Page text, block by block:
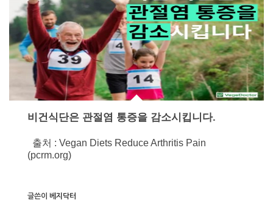
비건식단은 관절염 통증을 감소시킵니다.
출처 : Vegan Diets Reduce Arthritis Pain
(pcrm.org)
글쓴이 베지닥터